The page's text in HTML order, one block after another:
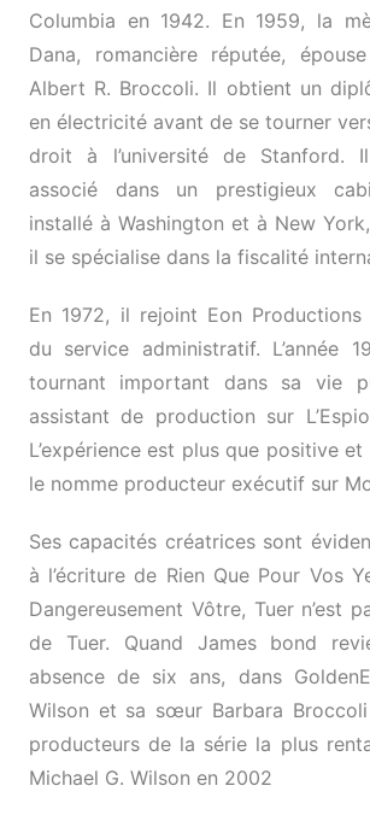
Columbia en 1942. En 1959, la
Dana, romancière réputée,
Albert R. Broccoli. Il obtient un
en électricité avant de se tourner
droit à l’université de Stanford.
associé dans un prestigieux
installé à Washington et à New
il se spécialise dans la fiscalité
En 1972, il rejoint Eon Productions
du service administratif. L’année
tournant important dans sa vie
assistant de production sur
L’expérience est plus que positive
le nomme producteur exécutif sur
Ses capacités créatrices sont
à l’écriture de Rien Que Pour Vos
Dangereusement Vôtre, Tuer n’est
de Tuer. Quand James bond
absence de six ans, dans
Wilson et sa sœur Barbara
producteurs de la série la plus
Michael G. Wilson en 2002